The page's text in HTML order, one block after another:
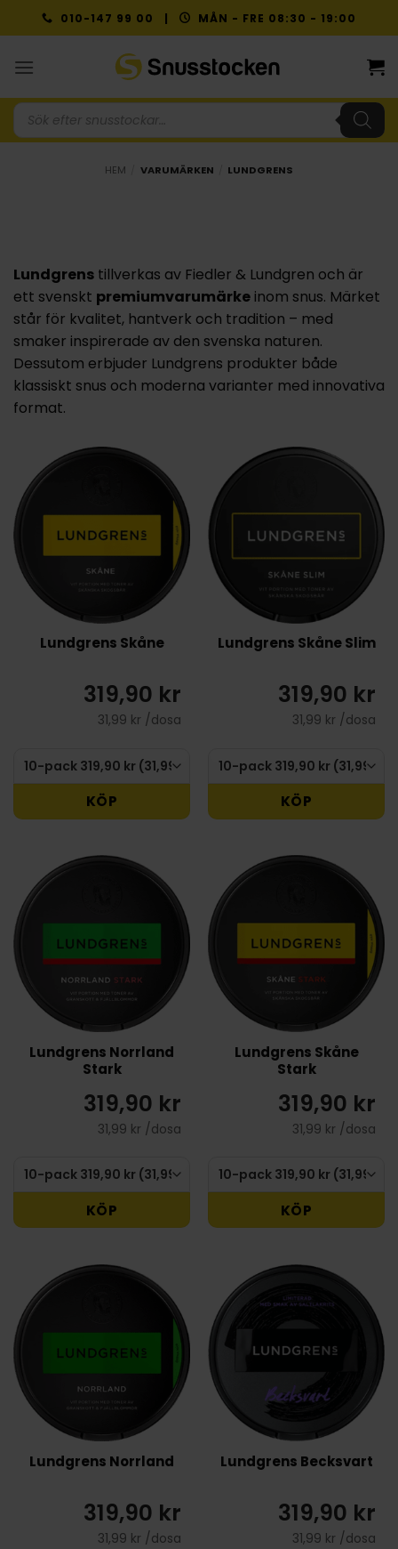
to
010-147 99 00 | MÅN - FRE 08:30 - 19:00
Produktsökning
HEM VARUMÄRKEN LUNDGRENS
Lundgrens tillverkas av Fiedler & Lundgren och är
ett svenskt premiumvarumärke inom snus. Märket
står för kvalitet, hantverk och tradition – med
smaker inspirerade av den svenska naturen.
Dessutom erbjuder Lundgrens produkter både
klassiskt snus och moderna varianter med innovativa
format.
Lundgrens Skåne
319,90 kr
31,99 kr /dosa
KÖP
Lundgrens Skåne Slim
319,90 kr
31,99 kr /dosa
KÖP
Lundgrens Norrland
Stark
319,90 kr
31,99 kr /dosa
KÖP
Lundgrens Skåne
Stark
319,90 kr
31,99 kr /dosa
KÖP
Lundgrens Norrland
319,90 kr
31,99 kr /dosa
Lundgrens Becksvart
319,90 kr
31,99 kr /dosa